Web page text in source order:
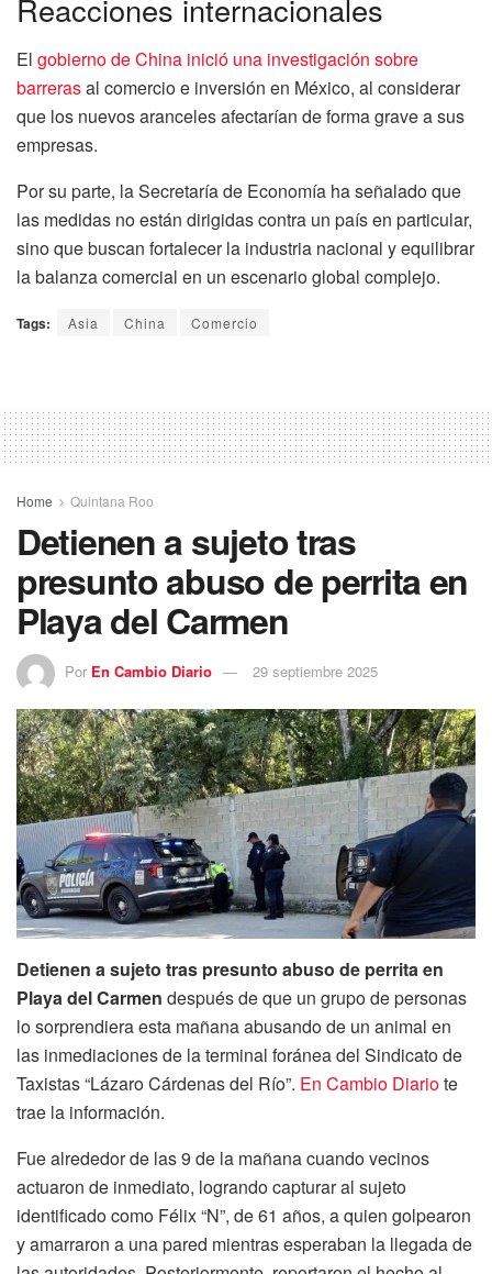
Reacciones internacionales
El gobierno de China inició una investigación sobre
barrerasal comercio e inversión en México, al considerar
que los nuevos aranceles afectarían de forma grave a sus
empresas.
Por su parte, la Secretaría de Economía ha señalado que
las medidas no están dirigidas contra un país en particular,
sino que buscan fortalecer la industria nacional y equilibrar
la balanza comercial en un escenario global complejo.
Tags: Asia China Comercio
Home Quintana Roo
Detienen a sujeto tras
presunto abuso de perrita en
Playa del Carmen
Por En Cambio Diario 29 septiembre 2025
Detienen a sujeto tras presunto abuso de perrita en
Playa del Carmen después de que un grupo de personas
lo sorprendiera esta mañana abusando de un animal en
las inmediaciones de la terminal foránea del Sindicato de
Taxistas “Lázaro Cárdenas del Río”. En Cambio Diariote
trae la información.
Fue alrededor de las 9 de la mañana cuando vecinos
actuaron de inmediato, logrando capturar al sujeto
identificado como Félix “N”, de 61 años, a quien golpearon
y amarraron a una pared mientras esperaban la llegada de